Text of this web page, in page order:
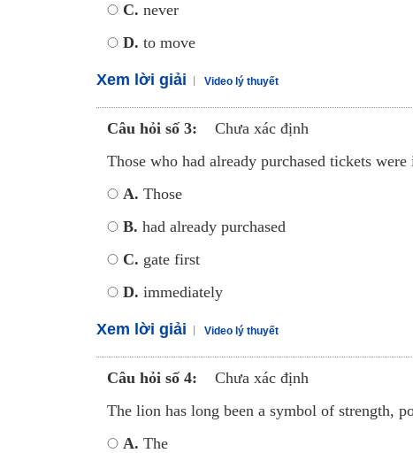
C. never
D. to move
Xem lời giải Video lý thuyết
Câu hỏi số 3:
Chưa xác định
Those who had already purchased tickets
A. Those
B. had already purchased
C. gate first
D. immediately
Xem lời giải Video lý thuyết
Câu hỏi số 4:
Chưa xác định
The lion has long been a symbol of strength,
A. The